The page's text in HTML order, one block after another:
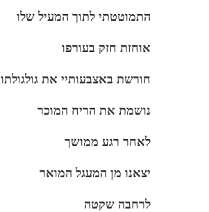
התמוטטתי לתוך המעיל שלו
אוחזת חזק בעורפו
חורשת באצבעותיי את גולגולתו
נושמת את הריח המוכר
לאחר רגע ממושך
יצאנו מן המעגל המואר
לרחבה שקטה